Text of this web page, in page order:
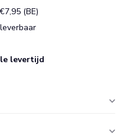
(BE)
levertijd